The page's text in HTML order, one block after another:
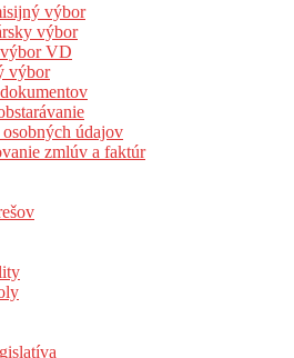
výbor
výbor
VD
výbor
údajov
zmlúv a faktúr